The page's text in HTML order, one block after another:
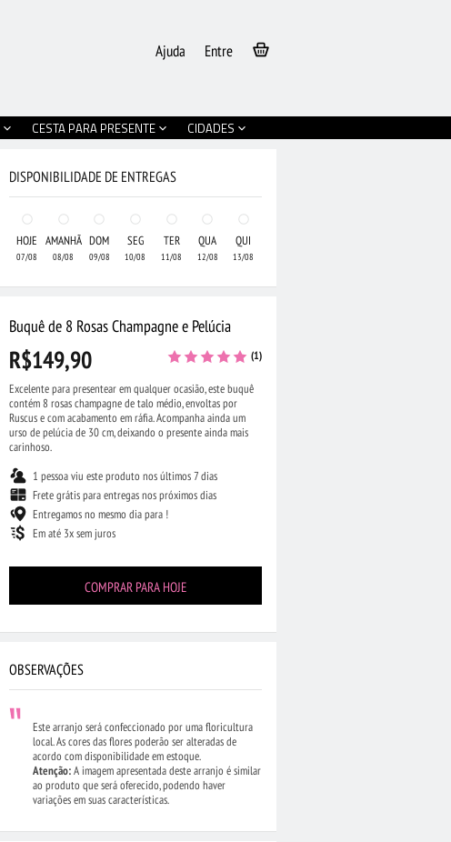
Entre
Ajuda
CESTA PARA PRESENTE CIDADES
DISPONIBILIDADE DE ENTREGAS
HOJE
07/08
AMANHÃ
08/08
DOM
09/08
SEG
10/08
TER
11/08
QUA
12/08
QUI
13/08
Buquê de 8 Rosas Champagne e Pelúcia
R$149,90 (1)
Excelente para presentear em qualquer ocasião, este buquê
contém 8 rosas champagne de talo médio, envoltas por
Ruscus e com acabamento em ráfia. Acompanha ainda um
urso de pelúcia de 30 cm, deixando o presente ainda mais
carinhoso.
1 pessoa viu este produto nos últimos 7 dias
Frete grátis para entregas nos próximos dias
Entregamos no mesmo dia para !
Em até 3x sem juros
COMPRAR PARA HOJE
OBSERVAÇÕES
Este arranjo será confeccionado por uma floricultura
local. As cores das flores poderão ser alteradas de
acordo com disponibilidade em estoque.
Atenção:A imagem apresentada deste arranjo é similar
ao produto que será oferecido, podendo haver
variações em suas características.